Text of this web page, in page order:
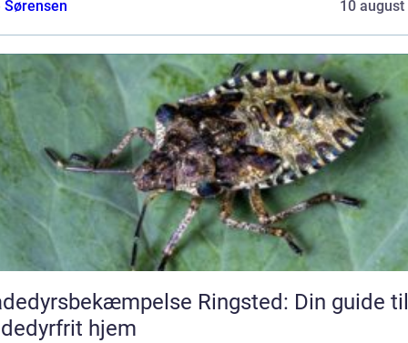
Sørensen
10 august
Ringsted: Din guide
hjem